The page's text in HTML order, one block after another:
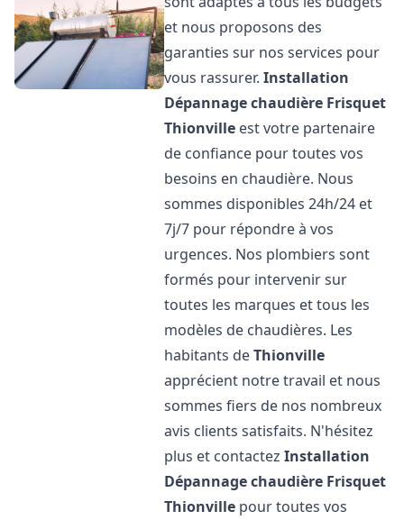
et nous proposons des
garanties sur nos services pour
vous rassurer.Installation
Dépannage chaudière Frisquet
Thionville est votre partenaire
de confiance pour toutes vos
besoins en chaudière. Nous
sommes disponibles 24h/24 et
7j/7 pour répondre à vos
urgences. Nos plombiers sont
formés pour intervenir sur
toutes les marques et tous les
modèles de chaudières. Les
habitants deThionville
apprécient notre travail et nous
sommes fiers de nos nombreux
avis clients satisfaits. N'hésitez
plus et contactezInstallation
Dépannage chaudière Frisquet
Thionville pour toutes vos